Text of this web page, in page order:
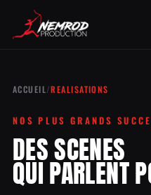
ACCUEIL /REALISATIONS
NOS PLUS GRANDS
DES SCENES
QUI PARLENT